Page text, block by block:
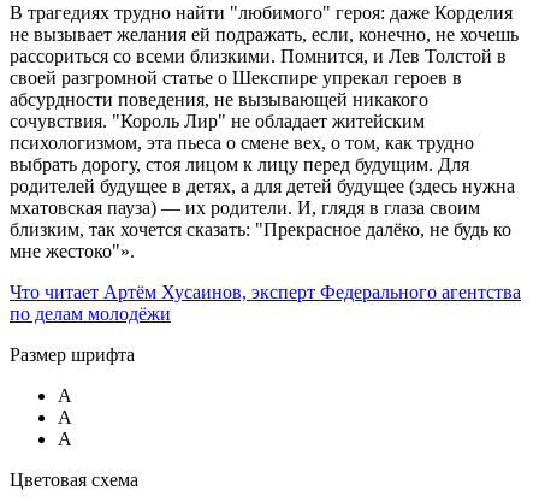
В трагедиях трудно найти "любимого" героя: даже Корделия
не вызывает желания ей подражать, если, конечно, не хочешь
рассориться со всеми близкими. Помнится, и Лев Толстой в
своей разгромной статье о Шекспире упрекал героев в
абсурдности поведения, не вызывающей никакого
сочувствия. "Король Лир" не обладает житейским
психологизмом, эта пьеса о смене вех, о том, как трудно
выбрать дорогу, стоя лицом к лицу перед будущим. Для
родителей будущее в детях, а для детей будущее (здесь нужна
мхатовская пауза) — их родители. И, глядя в глаза своим
близким, так хочется сказать: "Прекрасное далёко, не будь ко
мне жестоко"».
Что читает Артём Хусаинов, эксперт Федерального агентства
по делам молодёжи
Размер шрифта
A
A
A
Цветовая схема